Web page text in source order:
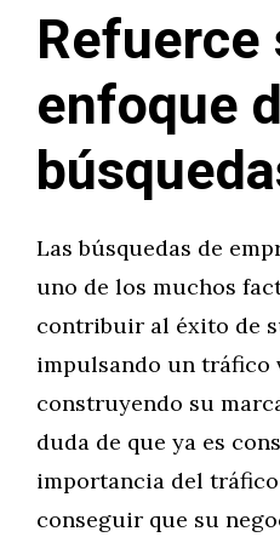
Refuerce
enfoque
Las búsquedas de
uno de los muchos
contribuir al éxito de
impulsando un tráfico
construyendo su
duda de que ya es
importancia del
conseguir que su